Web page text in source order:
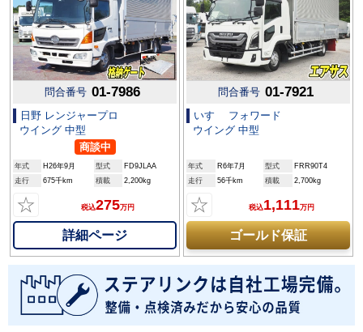
問合番号 01-7986
日野 レンジャープロ
ウイング 中型
商談中
年式 H26年9月 型式
FD9JLAA
走行
675千km 積載 2,200kg
☆ 税込275万円
詳細ページ
問合番号 01-7921
いすゞ フォワード
ウイング 中型
年式 R6年7月 型式
FRR90T4
走行
56千km 積載 2,700kg
☆ 税込1,111万円
ゴールド保証